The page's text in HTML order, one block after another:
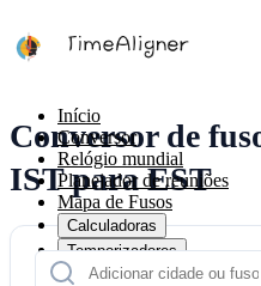
Início
Conversor
Relógio mundial
Planejador de reuniões
Mapa de Fusos
Calculadoras
Temporizadores
Calendário
Conversor de
IST para EST